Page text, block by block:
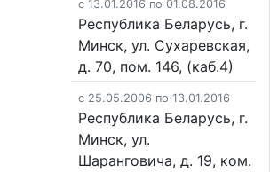
c 13.01.2016 по 01.08.2016
Республика Беларусь, г.
Минск, ул. Сухаревская,
д. 70, пом. 146, (каб.4)
c 25.05.2006 по 13.01.2016
Республика Беларусь, г.
Минск, ул.
Шаранговича, д. 19, ком.